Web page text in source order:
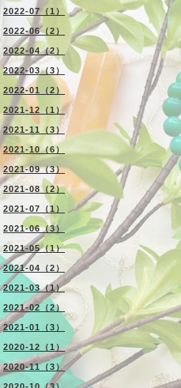
2022-07（1）
2022-06（2）
2022-04（2）
2022-03（3）
2022-01（2）
2021-12（1）
2021-11（3）
2021-10（6）
2021-09（3）
2021-08（2）
2021-07（1）
2021-06（3）
2021-05（1）
2021-04（2）
2021-03（1）
2021-02（2）
2021-01（3）
2020-12（1）
2020-11（3）